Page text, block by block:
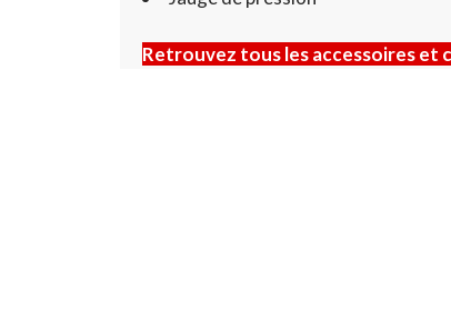
Retrouvez tous les accessoires et